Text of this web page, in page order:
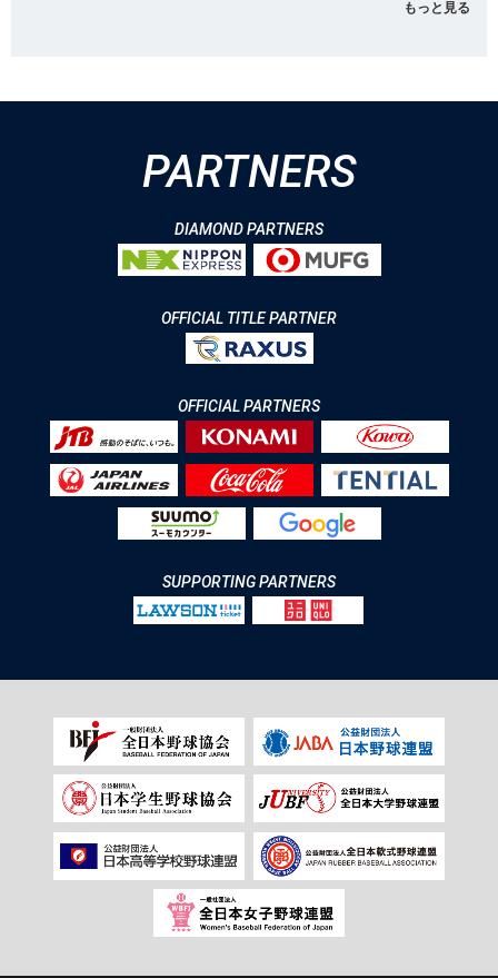
もっと見る
PARTNERS
DIAMOND PARTNERS
OFFICIAL TITLE PARTNER
OFFICIAL PARTNERS
SUPPORTING PARTNERS